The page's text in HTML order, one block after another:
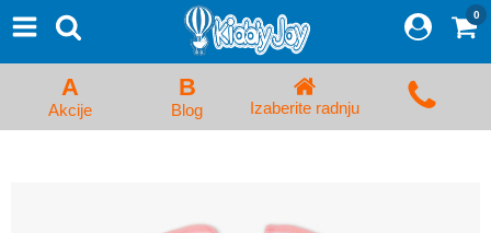
Proizvodi
Početna Prijava/Registracija
Kolica za bebe i dečija kolica
0
A
Akcije
B
Blog Izaberite radnju